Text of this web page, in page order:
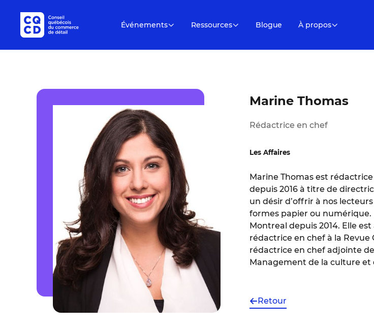
Événements Ressources Blogue À propos
Marine Thomas
Rédactrice en chef
Les Affaires
Marine Thomas est
depuis 2016 à titre de
un désir d’offrir à nos
formes papier ou numérique.
Montreal depuis 2014. Elle
rédactrice en chef à la Revue
rédactrice en chef adjointe
Management de la culture et
Retour